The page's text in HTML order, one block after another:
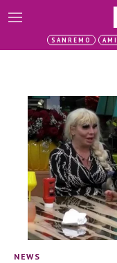
SANREMO
NEWS